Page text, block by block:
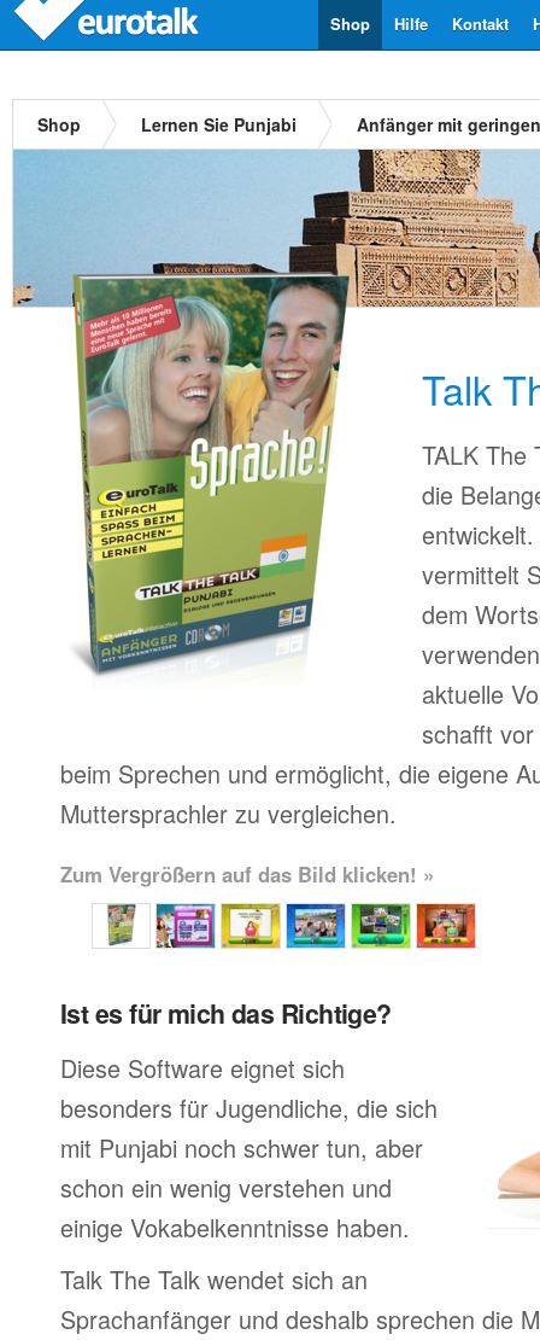
Kontakt
Hilfe
Shop
Shop Lernen Sie Punjabi Anfänger mit
Talk
TALK The
die
vermittelt
dem
aktuelle
schafft
beim Sprechen und ermöglicht, die eigene
Muttersprachler zu vergleichen.
Zum Vergrößern auf das Bild klicken! »
Ist es für mich das Richtige?
Diese Software eignet sich
besonders für Jugendliche, die sich
mit Punjabi noch schwer tun, aber
schon ein wenig verstehen und
einige Vokabelkenntnisse haben.
Talk The Talk wendet sich an
Sprachanfänger und deshalb sprechen die